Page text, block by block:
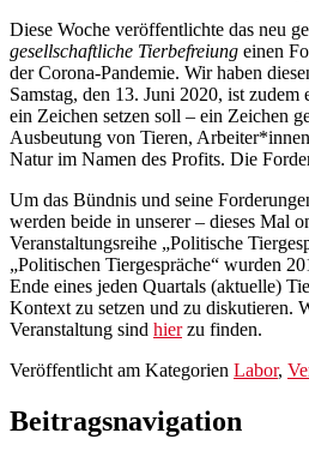
Diese Woche veröffentlichte das neu
gesellschaftliche Tierbefreiung einen
der Corona-Pandemie. Wir haben
Samstag, den 13. Juni 2020, ist
ein Zeichen setzen soll – ein Zeichen
Ausbeutung von Tieren,
Natur im Namen des Profits. Die
Um das Bündnis und seine
werden beide in unserer – dieses Mal
Veranstaltungsreihe „Politische
„Politischen Tiergespräche“ wurden
Ende eines jeden Quartals (aktuelle)
Kontext zu setzen und zu diskutieren.
Veranstaltung sind hierzu finden.
Veröffentlicht am Kategorien Labor,
Beitragsnavigation